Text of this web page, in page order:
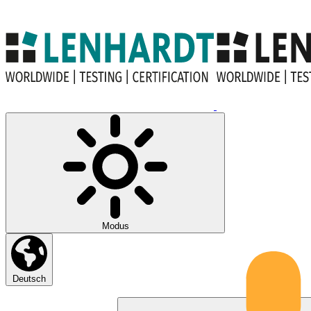
Modus
Deutsch